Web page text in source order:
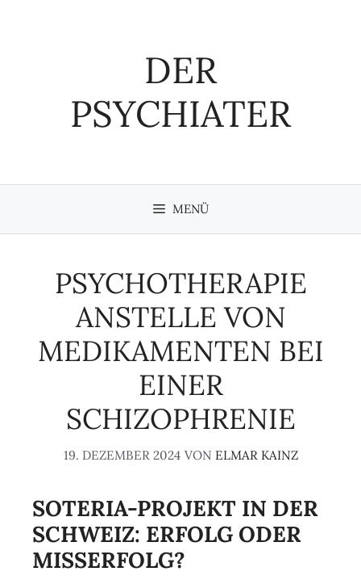
DER
PSYCHIATER
MENÜ
PSYCHOTHERAPIE
ANSTELLE VON
MEDIKAMENTEN BEI
EINER
SCHIZOPHRENIE
19. DEZEMBER 2024 VON ELMAR KAINZ
SOTERIA-PROJEKT IN DER
SCHWEIZ: ERFOLG ODER
MISSERFOLG?